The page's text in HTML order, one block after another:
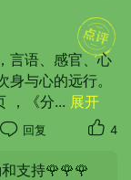
言语、感官、心
与心的远行。
，《分... 展开
回复 4
支持🌹🌹🌹